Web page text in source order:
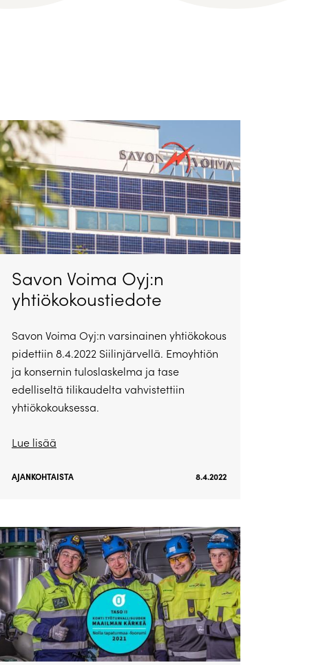
Savon Voima Oyj:n
yhtiökokoustiedote
Savon Voima Oyj:n varsinainen yhtiökokous
pidettiin 8.4.2022 Siilinjärvellä. Emoyhtiön
ja konsernin tuloslaskelma ja tase
edelliseltä tilikaudelta vahvistettiin
yhtiökokouksessa.
Lue lisää
AJANKOHTAISTA 8.4.2022